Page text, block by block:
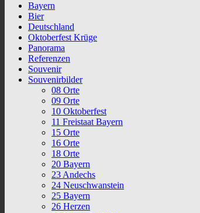
Bayern
Bier
Deutschland
Oktoberfest Krüge
Panorama
Referenzen
Souvenir
Souvenirbilder
08 Orte
09 Orte
10 Oktoberfest
11 Freistaat Bayern
15 Orte
16 Orte
18 Orte
20 Bayern
23 Andechs
24 Neuschwanstein
25 Bayern
26 Herzen